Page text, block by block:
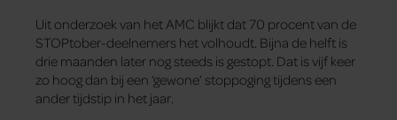
Uit onderzoek van het AMC blijkt dat 70 procent van de
STOPtober-deelnemers het volhoudt. Bijna de helft is
drie maanden later nog steeds is gestopt. Dat is vijf keer
zo hoog dan bij een ‘gewone’ stoppoging tijdens een
ander tijdstip in het jaar.